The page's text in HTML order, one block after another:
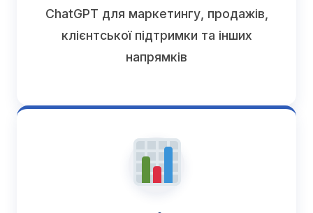
ChatGPT для маркетингу, продажів,
клієнтської підтримки та інших
напрямків